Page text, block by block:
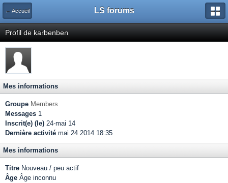
← Accueil LS forums
Profil de karbenben
Mes informations
Groupe Members
Messages 1
Inscrit(e) (le) 24-mai 14
Dernière activité mai 24 2014 18:35
Mes informations
Titre Nouveau / peu actif
Âge Âge inconnu